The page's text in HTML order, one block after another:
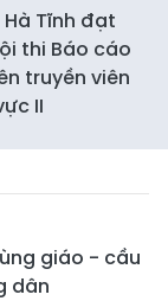
Tĩnh đạt
thi Báo cáo
truyền viên
II
giáo - cầu
dân